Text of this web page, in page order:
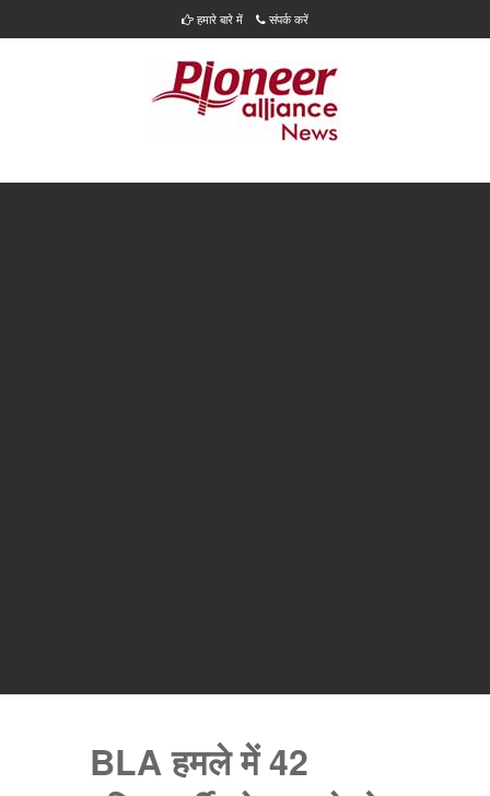
हमारे बारे में संपर्क करें
BLA हमले में 42